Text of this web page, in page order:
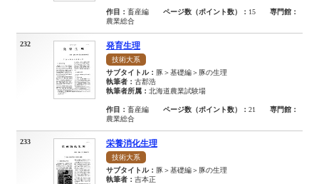
作目： 畜産編 ページ数（ポイント数）： 15
専門館：
農業総合
232 発育生理
技術大系
サブタイトル： 豚＞基礎編＞豚の生理
執筆者： 古郡浩
執筆者所属： 北海道農業試験場
作目： 畜産編 ページ数（ポイント数）： 21
専門館：
農業総合
233 栄養消化生理
技術大系
サブタイトル： 豚＞基礎編＞豚の生理
執筆者： 吉本正